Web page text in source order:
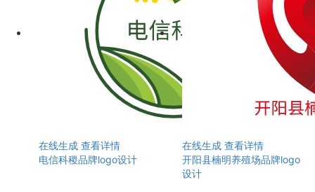
在线生成 查看详情
电信科稷品牌logo设计
在线生成 查看详情
开阳县楠明养殖场品牌logo
设计